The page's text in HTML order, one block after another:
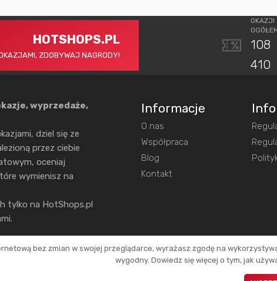
HOTSHOPS.PL
ZDOBYWAJ NAGRODY!
OKAZJI
108
410
wyprzedaże,
dziel się ze
przez ciebie
oceniaj
wymienisz na
tylko na HotShops.pl
Informacje
O nas
Współpraca
Blog
Kontakt
- Wszelkie prawa zastrzeżone.
za dokonanie zakupów z naszych linków. Dzięki temu jesteśmy w stanie
bez zmian w swojej przeglądarce, wyrażasz zgodę na
wygodny. Dowiedz się więcej o tym, jak